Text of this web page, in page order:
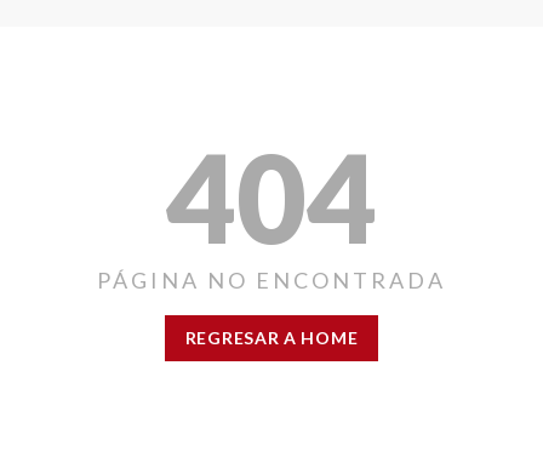
404
PÁGINA NO ENCONTRADA
REGRESAR A HOME